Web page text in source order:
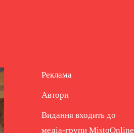
Реклама
Автори
Видання входить до
медіа-групи MistoOnline